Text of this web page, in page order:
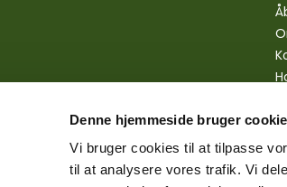
Denne hjemmeside bruger
Vi bruger cookies til at tilpasse
til at analysere vores trafik. Vi